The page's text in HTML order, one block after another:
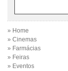
» Home
» Cinemas
» Farmácias
» Feiras
» Eventos